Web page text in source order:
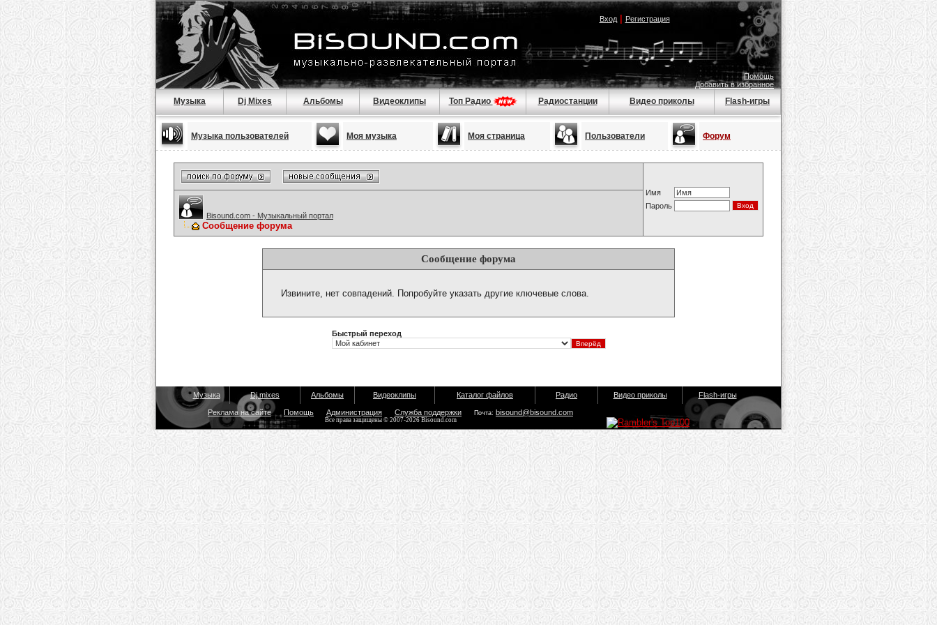
Вход| Регистрация
Помощь
Добавить в избранное
Музыка Dj Mixes Альбомы Видеоклипы Топ Радио Радиостанции Видео приколы Flash-игры
Музыка пользователей Моя музыка Моя страница Пользователи Форум
Имя
Пароль
Bisound.com - Музыкальный портал
Сообщение форума
Сообщение форума
Извините, нет совпадений. Попробуйте указать другие ключевые слова.
Быстрый переход
Музыка Dj mixes Альбомы Видеоклипы Каталог файлов Радио Видео приколы Flash-игры
Реклама на сайте Помощь Администрация Служба поддержки Почта: bisound@bisound.com
Все права защищены © 2007-2026 Bisound.com